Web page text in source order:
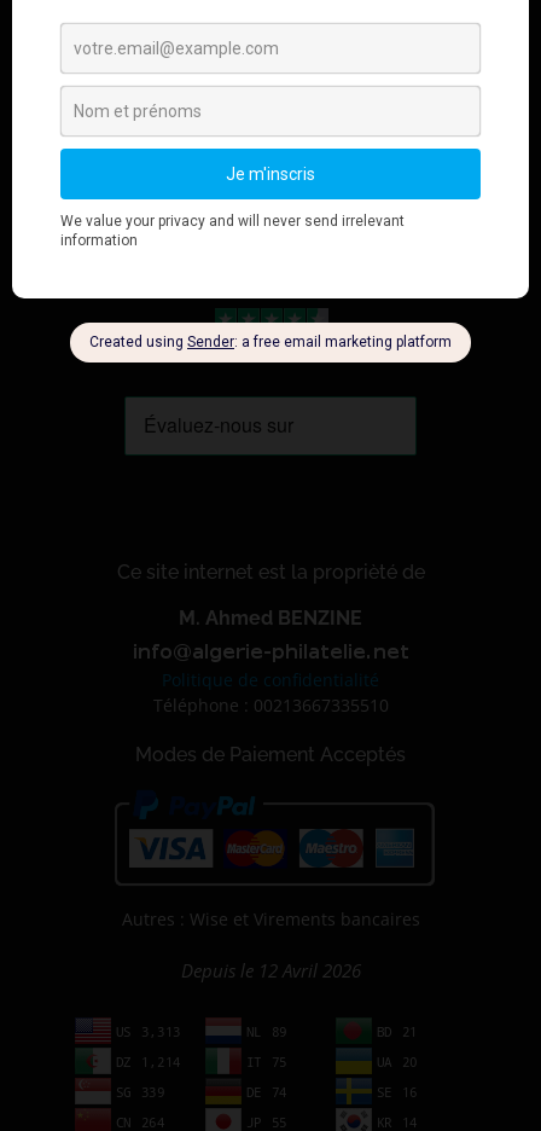
Ce site internet est la proprièté de
M. Ahmed BENZINE
Politique de confidentialité
Téléphone : 00213667335510
Modes de Paiement Acceptés
Autres : Wise et Virements bancaires
Depuis le 12 Avril 2026